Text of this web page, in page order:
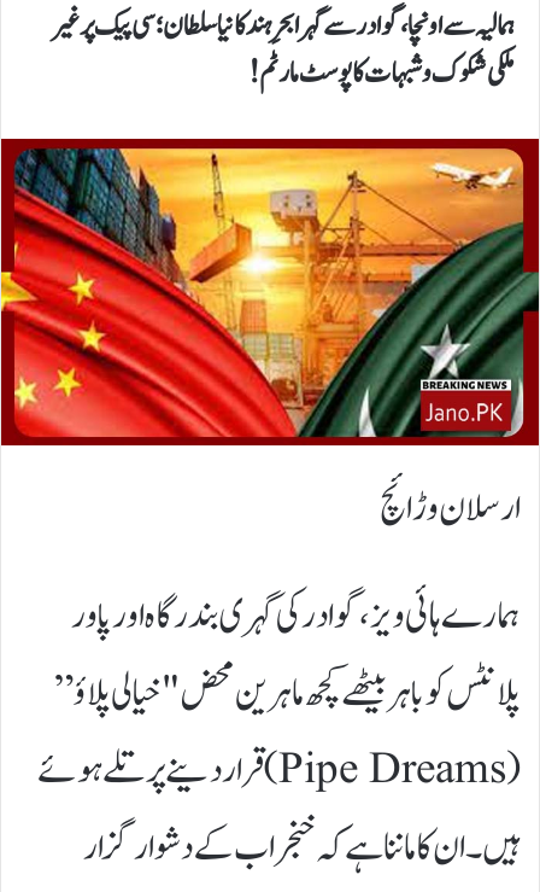
ہمالیہ سے اونچا، گوادر سے گہرا بحرِ ہند کا نیا سلطان؛ سی پیک پر غیر
ملکی شکوک و شبہات کا پوسٹ مارٹم!
ارسلان وڑائچ
​ہمارے ہائی ویز، گوادر کی گہری بندرگاہ اور پاور
پلانٹس کو باہر بیٹھے کچھ ماہرین محض "خیالی پلاؤ”
(Pipe Dreams) قرار دینے پر تلے ہوئے
ہیں۔ ان کا ماننا ہے کہ خنجراب کے دشوار گزار